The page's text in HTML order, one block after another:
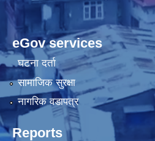
eGov services
घटना दर्ता
सामाजिक सुरक्षा
नागरिक वडापत्र
Reports